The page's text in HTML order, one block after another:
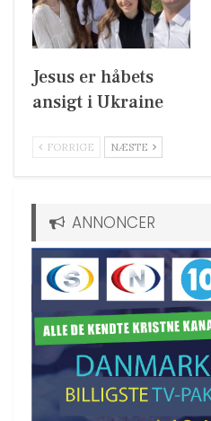
Jesus er håbets
ansigt i Ukraine
FORRIGE NÆSTE
ANNONCER